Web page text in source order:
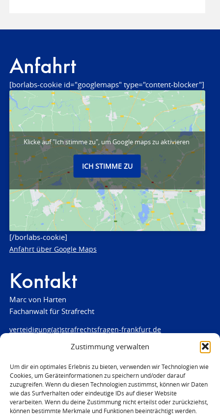
Zustimmung verwalten
Um dir ein optimales Erlebnis zu bieten, verwenden wir Technologien wie
Cookies, um Geräteinformationen zu speichern und/oder darauf
zuzugreifen. Wenn du diesen Technologien zustimmst, können wir Daten
wie das Surfverhalten oder eindeutige IDs auf dieser Website
verarbeiten. Wenn du deine Zustimmung nicht erteilst oder zurückziehst,
können bestimmte Merkmale und Funktionen beeinträchtigt werden.
Anfahrt
[borlabs-cookie id="googlemaps" type="content-blocker"]
Klicke auf "Ich stimme zu", um Google maps zu aktivieren
ICH STIMME ZU
[/borlabs-cookie]
Anfahrt über Google Maps
Kontakt
Marc von Harten
Fachanwalt für Strafrecht
verteidigung(at)strafrechtsfragen-frankfurt.de
www.strafrechtsfragen-frankfurt.de
Louisenstraße 84
61348 Bad Homburg
Telefon:06172 - 66 28 00
Telefax: 06172 - 66 28 01